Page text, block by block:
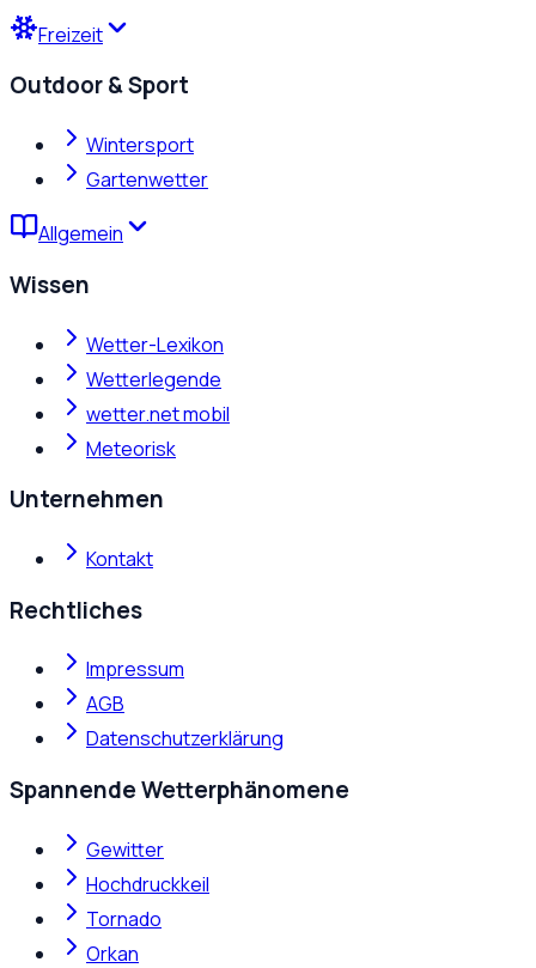
Freizeit
Outdoor & Sport
Wintersport
Gartenwetter
Allgemein
Wissen
Wetter-Lexikon
Wetterlegende
wetter.net mobil
Meteorisk
Unternehmen
Kontakt
Rechtliches
Impressum
AGB
Datenschutzerklärung
Spannende Wetterphänomene
Gewitter
Hochdruckkeil
Tornado
Orkan